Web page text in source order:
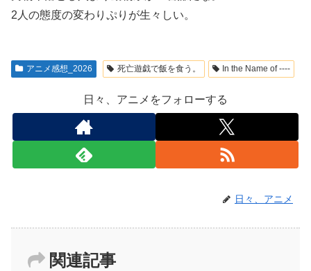
2人の態度の変わりぷりが生々しい。
アニメ感想_2026 死亡遊戯で飯を食う。 In the Name of ----
日々、アニメをフォローする
日々、アニメ
関連記事